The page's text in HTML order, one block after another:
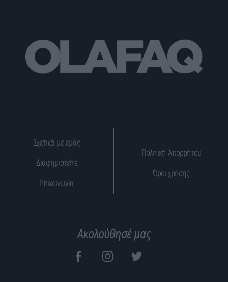
Σχετικά με εμάς
Διαφημιστείτε
Επικοινωνία
Πολιτική Απορρήτου
Όροι χρήσης
Ακολούθησέ μας